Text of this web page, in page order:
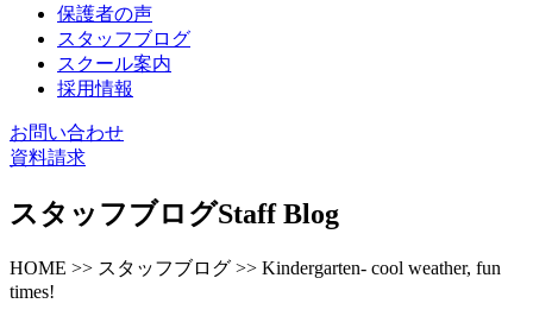
保護者の声
スタッフブログ
スクール案内
採用情報
お問い合わせ
資料請求
スタッフブログStaff Blog
HOME >> スタッフブログ >> Kindergarten- cool weather, fun
times!